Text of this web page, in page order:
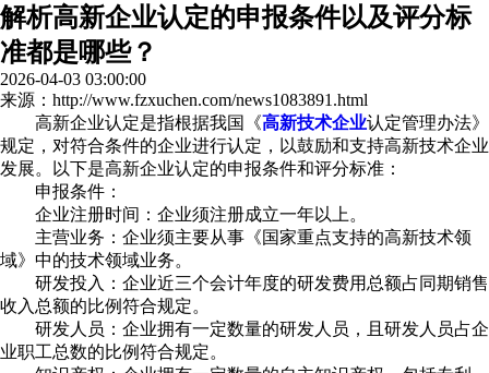
解析高新企业认定的申报条件以及评分标
准都是哪些？
2026-04-03 03:00:00
来源：http://www.fzxuchen.com/news1083891.html
高新企业认定是指根据我国《高新技术企业认定管理办法》
规定，对符合条件的企业进行认定，以鼓励和支持高新技术企业
发展。以下是高新企业认定的申报条件和评分标准：
申报条件：
企业注册时间：企业须注册成立一年以上。
主营业务：企业须主要从事《国家重点支持的高新技术领
域》中的技术领域业务。
研发投入：企业近三个会计年度的研发费用总额占同期销售
收入总额的比例符合规定。
研发人员：企业拥有一定数量的研发人员，且研发人员占企
业职工总数的比例符合规定。